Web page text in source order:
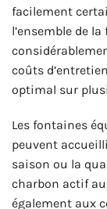
facilement
l’ensemble de
coûts
optimal sur
Les fontaines
peuvent
saison ou la
charbon actif
également aux